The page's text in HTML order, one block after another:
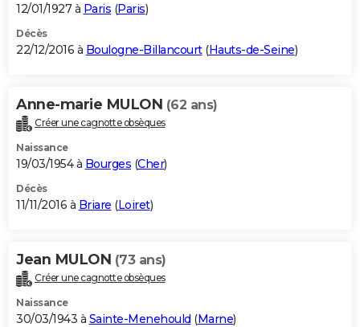
12/01/1927 à Paris (Paris)
Décès
22/12/2016 à Boulogne-Billancourt(Hauts-de-Seine)
Anne-marie MULON (62 ans)
Créer une cagnotte obsèques
Naissance
19/03/1954 à Bourges (Cher)
Décès
11/11/2016 à Briare (Loiret)
Jean MULON (73 ans)
Créer une cagnotte obsèques
Naissance
30/03/1943 à Sainte-Menehould (Marne)